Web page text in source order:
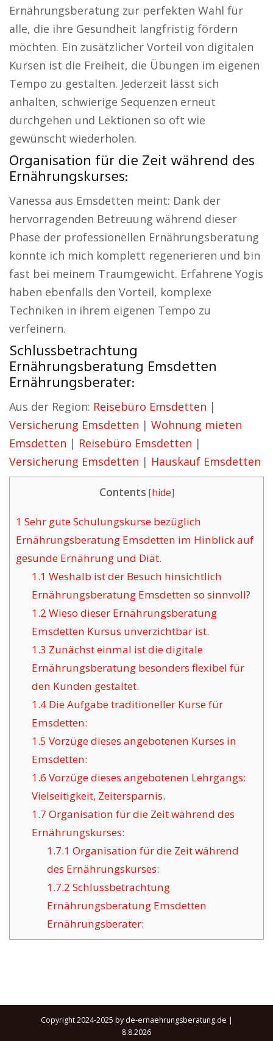
Ernährungsberatung zur perfekten Wahl für
alle, die ihre Gesundheit langfristig fördern
möchten. Ein zusätzlicher Vorteil von digitalen
Kursen ist die Freiheit, die Übungen im eigenen
Tempo zu gestalten. Jederzeit lässt sich
anhalten, schwierige Sequenzen erneut
durchgehen und Lektionen so oft wie
gewünscht wiederholen.
Organisation für die Zeit während des
Ernährungskurses:
Vanessa aus Emsdetten meint: Dank der
hervorragenden Betreuung während dieser
Phase der professionellen Ernährungsberatung
konnte ich mich komplett regenerieren und bin
fast bei meinem Traumgewicht. Erfahrene Yogis
haben ebenfalls den Vorteil, komplexe
Techniken in ihrem eigenen Tempo zu
verfeinern.
Schlussbetrachtung
Ernährungsberatung Emsdetten
Ernährungsberater:
Aus der Region: Reisebüro Emsdetten |
Versicherung Emsdetten | Wohnung mieten
Emsdetten | Reisebüro Emsdetten |
Versicherung Emsdetten | Hauskauf Emsdetten
Contents [hide]
1 Sehr gute Schulungskurse bezüglich
Ernährungsberatung Emsdetten im Hinblick auf
gesunde Ernährung und Diät.
1.1 Weshalb ist der Besuch hinsichtlich
Ernährungsberatung Emsdetten so sinnvoll?
1.2 Wieso dieser Ernährungsberatung
Emsdetten Kursus unverzichtbar ist.
1.3 Zunächst einmal ist die digitale
Ernährungsberatung besonders flexibel für
den Kunden gestaltet.
1.4Die Aufgabe traditioneller Kurse für
Emsdetten:
1.5 Vorzüge dieses angebotenen Kurses in
Emsdetten:
1.6 Vorzüge dieses angebotenen Lehrgangs:
Vielseitigkeit, Zeitersparnis.
1.7 Organisation für die Zeit während des
Ernährungskurses:
1.7.1 Organisation für die Zeit während
des Ernährungskurses:
1.7.2 Schlussbetrachtung
Ernährungsberatung Emsdetten
Ernährungsberater:
Copyright 2024-2025 by de-ernaehrungsberatung.de |
8.8.2026